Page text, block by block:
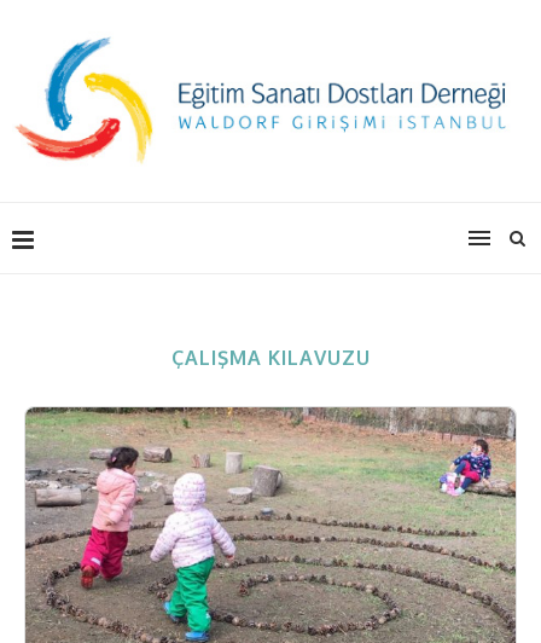
ÇALIŞMA KILAVUZU